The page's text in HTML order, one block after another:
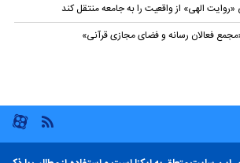
«روایت الهی» از واقعیت را به جامعه منتقل کند
فعالان رسانه و فضای مجازی قرآنی»